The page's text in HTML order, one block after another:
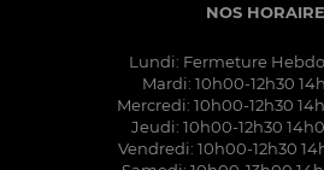
NOS
Lundi: Fermeture
Mardi: 10h00-12h30
Mercredi: 10h00-12h30
Jeudi: 10h00-12h30
Vendredi: 10h00-12h30